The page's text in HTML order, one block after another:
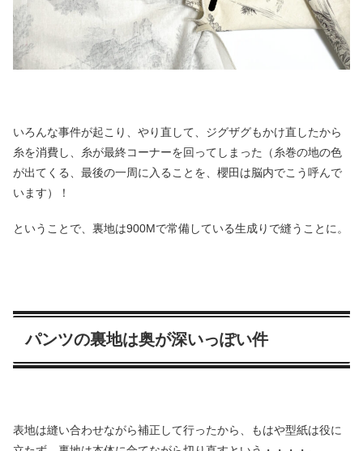
いろんな事件が起こり、やり直して、ジグザグもかけ直したから
糸を消費し、糸が最終コーナーを回ってしまった（糸巻の地の色
が出てくる、最後の一周に入ることを、櫻田は脳内でこう呼んで
います）！
ということで、裏地は900Mで常備している生成りで縫うことに。
パンツの裏地は奥が深いっぽい件
表地は縫い合わせながら補正して行ったから、もはや型紙は役に